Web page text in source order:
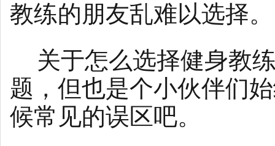
教练的朋友乱难以选择。
关于怎么选择健身教
题，但也是个小伙伴们
候常见的误区吧。